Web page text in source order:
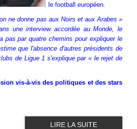
le football européen.
ne donne pas aux Noirs et aux Arabes »
une interview accordée au Monde, le
pas par quatre chemins pour expliquer le
que l'absence d'autres présidents de
de Ligue 1 s'explique par « le rejet de
vis-à-vis des politiques et des stars
LIRE LA SUITE